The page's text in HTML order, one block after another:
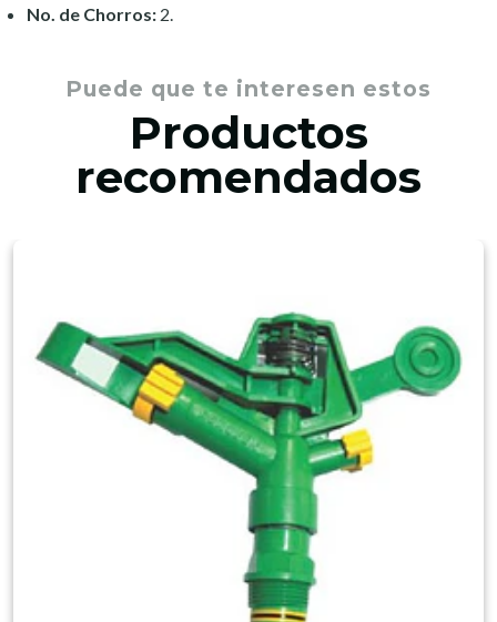
No. de Chorros: 2.
Puede que te interesen estos
Productos
recomendados